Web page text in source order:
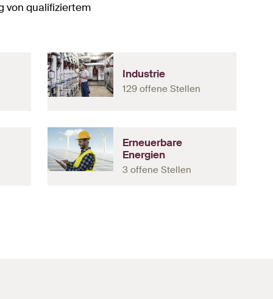
von qualifiziertem
Industrie
129 offene Stellen
Erneuerbare
Energien
3 offene Stellen